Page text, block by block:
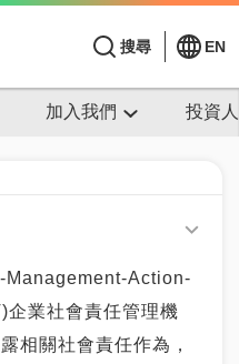
搜尋 EN
加入我們 投資
Management-Action-
業社會責任管理機
相關社會責任作為，